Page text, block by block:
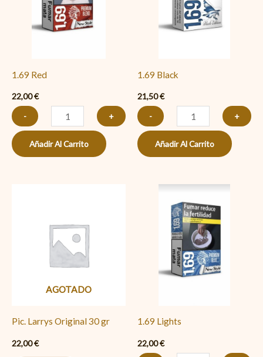
1.69 Red
22,00€
-
+
Añadir Al Carrito
1.69 Black
21,50€
-
+
Añadir Al Carrito
AGOTADO
Pic. Larrys Original 30 gr
22,00€
1.69 Lights
22,00€
Lights
cantidad